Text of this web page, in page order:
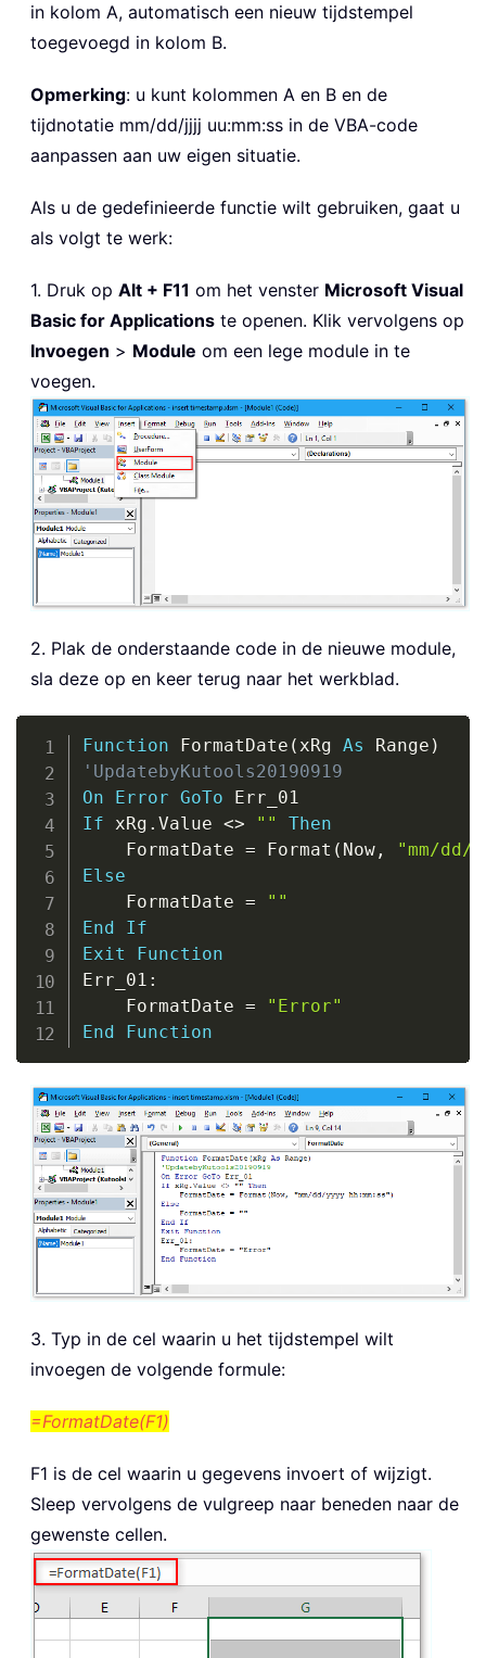
in kolom A, automatisch een nieuw tijdstempel
toegevoegd in kolom B.
Opmerking: u kunt kolommen A en B en de
tijdnotatie mm/dd/jjjj uu:mm:ss in de VBA-code
aanpassen aan uw eigen situatie.
Als u de gedefinieerde functie wilt gebruiken, gaat u
als volgt te werk:
1. Druk op Alt + F11 om het venster Microsoft Visual
Basic for Applications te openen. Klik vervolgens op
Invoegen > Module om een lege module in te
voegen.
2. Plak de onderstaande code in de nieuwe module,
sla deze op en keer terug naar het werkblad.
Function FormatDate ( xRg As Range )
'UpdatebyKutools20190919
On
Error GoTo
If xRg . Value <> ""
Then
    FormatDate
= Format ( Now,
"mm/dd/
Else
    FormatDate
=
""
End
If
Exit
Function
Err_01 :
    FormatDate
=
"Error"
End
Function
3. Typ in de cel waarin u het tijdstempel wilt
invoegen de volgende formule:
=FormatDate(F1)
F1 is de cel waarin u gegevens invoert of wijzigt.
Sleep vervolgens de vulgreep naar beneden naar de
gewenste cellen.